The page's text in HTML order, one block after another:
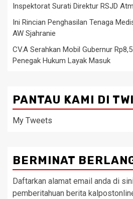
Inspektorat Surati Direktur RSJD
Ini Rincian Penghasilan Tenaga
AW Sjahranie
CV.A Serahkan Mobil Gubernur
Penegak Hukum Layak Masuk
PANTAU KAMI DI
My Tweets
BERMINAT
Daftarkan alamat email anda di
pemberitahuan berita